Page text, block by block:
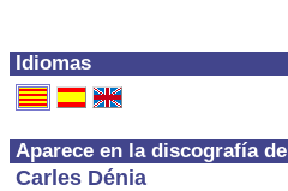
Idiomas
Aparece en la discografía de
Carles Dénia